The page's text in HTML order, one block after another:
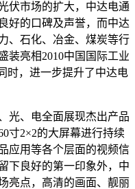
伏市场的扩大，中达电通
好的口碑及声誉，而中达
、石化、冶金、煤炭等行
装亮相2010中国国际工业
时，进一步提升了中达电
光、电全面展现杰出产品
寸2×2的大屏幕进行持续
应用等各个层面的视频信
下良好的第一印象外，中
亮点，高清的画面、靓丽